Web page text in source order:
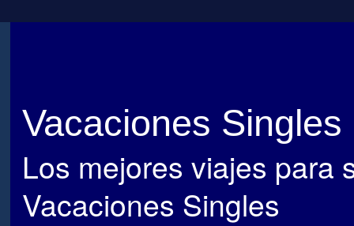
Vacaciones Singles
Los mejores viajes para
Vacaciones Singles